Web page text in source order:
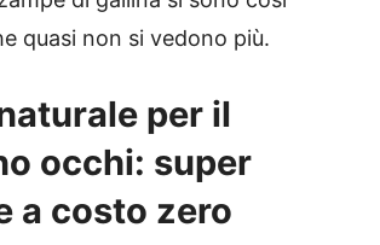
quasi non si vedono più.
per il
occhi: super
a costo zero